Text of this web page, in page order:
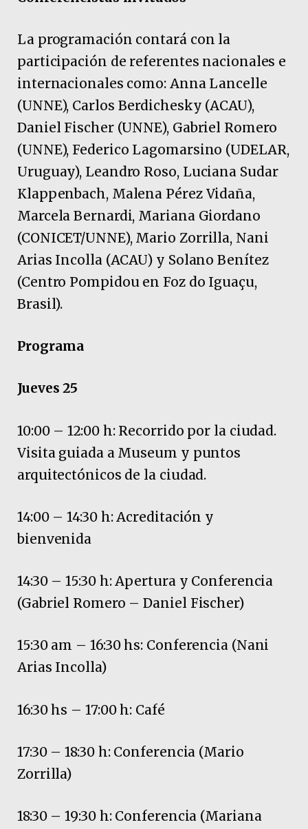
La programación contará con la
participación de referentes nacionales e
internacionales como: Anna Lancelle
(UNNE), Carlos Berdichesky (ACAU),
Daniel Fischer (UNNE), Gabriel Romero
(UNNE), Federico Lagomarsino (UDELAR,
Uruguay), Leandro Roso, Luciana Sudar
Klappenbach, Malena Pérez Vidaña,
Marcela Bernardi, Mariana Giordano
(CONICET/UNNE), Mario Zorrilla, Nani
Arias Incolla (ACAU) y Solano Benítez
(Centro Pompidou en Foz do Iguaçu,
Brasil).
Programa
Jueves 25
10:00 – 12:00 h: Recorrido por la ciudad.
Visita guiada a Museum y puntos
arquitectónicos de la ciudad.
14:00 – 14:30 h: Acreditación y
bienvenida
14:30 – 15:30 h: Apertura y Conferencia
(Gabriel Romero – Daniel Fischer)
15:30 am – 16:30 hs: Conferencia (Nani
Arias Incolla)
16:30 hs – 17:00 h: Café
17:30 – 18:30 h: Conferencia (Mario
Zorrilla)
18:30 – 19:30 h: Conferencia (Mariana